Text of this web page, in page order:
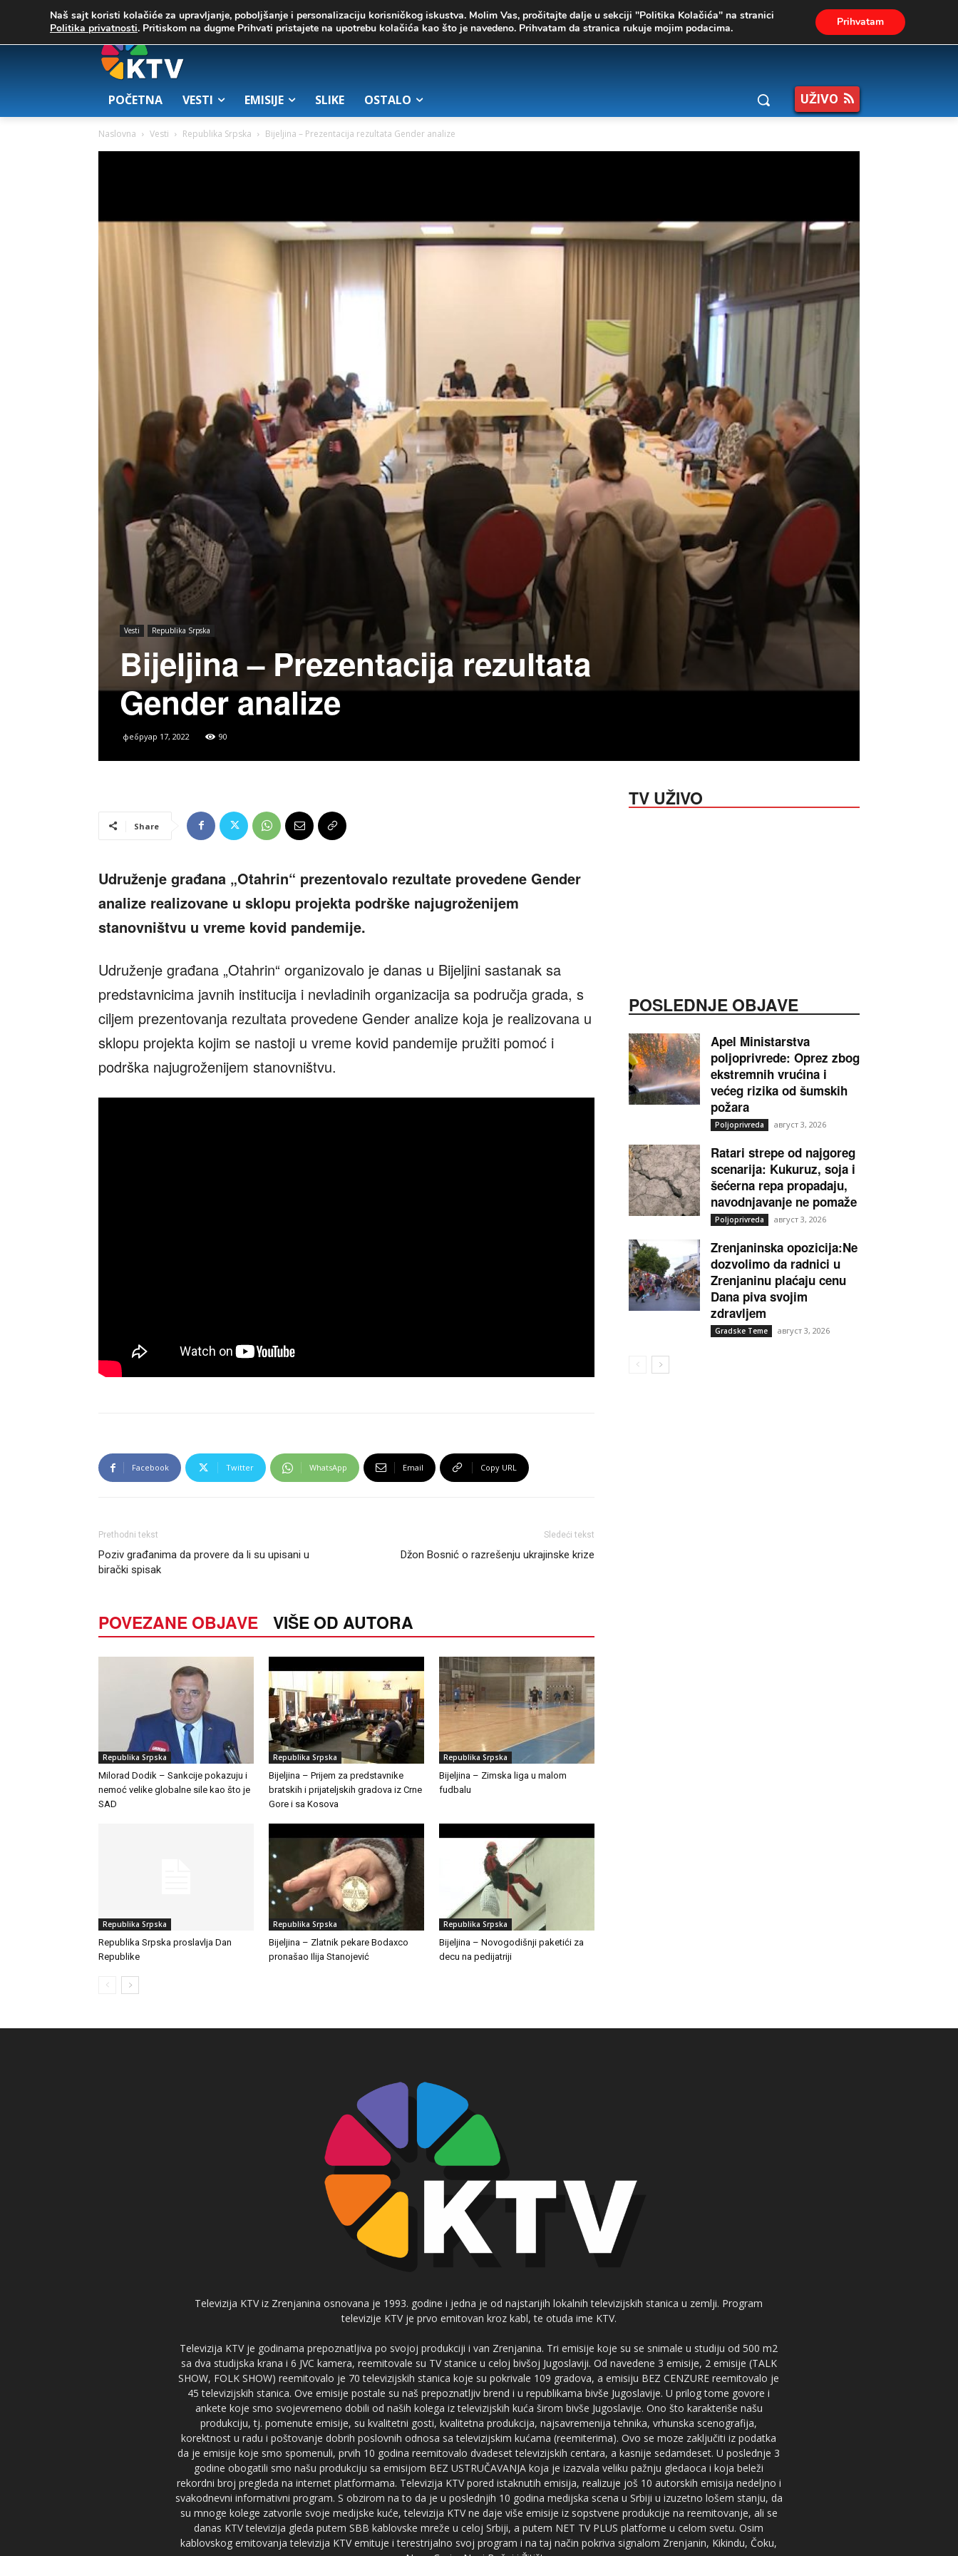
30 Zrenjanin 04. август 2026.
POČETNA VESTI EMISIJE SLIKE OSTALO UŽIVO
Naslovna Vesti Republika Srpska Bijeljina – Prezentacija rezultata Gender analize
Vesti Republika Srpska
Bijeljina – Prezentacija rezultata
Gender analize
фебруар 17, 2022 90
Share
Udruženje građana „Otahrin“ prezentovalo rezultate provedene Gender
analize realizovane u sklopu projekta podrške najugroženijem
stanovništvu u vreme kovid pandemije.
Udruženje građana „Otahrin“ organizovalo je danas u Bijeljini sastanak sa
predstavnicima javnih institucija i nevladinih organizacija sa područja grada, s
ciljem prezentovanja rezultata provedene Gender analize koja je realizovana u
sklopu projekta kojim se nastoji u vreme kovid pandemije pružiti pomoć i
podrška najugroženijem stanovništvu.
Facebook Twitter WhatsApp Email Copy URL
Prethodni tekst
Poziv građanima da provere da li su upisani u
birački spisak
Sledeći tekst
Džon Bosnić o razrešenju ukrajinske krize
POVEZANE OBJAVE VIŠE OD AUTORA
Republika Srpska
Milorad Dodik – Sankcije pokazuju i
nemoć velike globalne sile kao što je
SAD
Republika Srpska
Bijeljina – Prijem za predstavnike
bratskih i prijateljskih gradova iz Crne
Gore i sa Kosova
Republika Srpska
Bijeljina – Zimska liga u malom
fudbalu
Republika Srpska
Republika Srpska proslavlja Dan
Republike
Republika Srpska
Bijeljina – Zlatnik pekare Bodaxco
pronašao Ilija Stanojević
Republika Srpska
Bijeljina – Novogodišnji paketići za
decu na pedijatriji
TV UŽIVO
POSLEDNJE OBJAVE
Apel Ministarstva
poljoprivrede: Oprez zbog
ekstremnih vrućina i
većeg rizika od šumskih
požara
Poljoprivreda август 3, 2026
Ratari strepe od najgoreg
scenarija: Kukuruz, soja i
šećerna repa propadaju,
navodnjavanje ne pomaže
Poljoprivreda август 3, 2026
Zrenjaninska opozicija:Ne
dozvolimo da radnici u
Zrenjaninu plaćaju cenu
Dana piva svojim
zdravljem
Gradske Teme август 3, 2026
Televizija KTV iz Zrenjanina osnovana je 1993. godine i jedna je od najstarijih lokalnih televizijskih stanica u zemlji. Program
televizije KTV je prvo emitovan kroz kabl, te otuda ime KTV.
Televizija KTV je godinama prepoznatljiva po svojoj produkciji i van Zrenjanina. Tri emisije koje su se snimale u studiju od 500 m2
sa dva studijska krana i 6 JVC kamera, reemitovale su TV stanice u celoj bivšoj Jugoslaviji. Od navedene 3 emisije, 2 emisije (TALK
SHOW, FOLK SHOW) reemitovalo je 70 televizijskih stanica koje su pokrivale 109 gradova, a emisiju BEZ CENZURE reemitovalo je
45 televizijskih stanica. Ove emisije postale su naš prepoznatljiv brend i u republikama bivše Jugoslavije. U prilog tome govore i
ankete koje smo svojevremeno dobili od naših kolega iz televizijskih kuća širom bivše Jugoslavije. Ono što karakteriše našu
produkciju, tj. pomenute emisije, su kvalitetni gosti, kvalitetna produkcija, najsavremenija tehnika, vrhunska scenografija,
korektnost u radu i poštovanje dobrih poslovnih odnosa sa televizijskim kućama (reemiterima). Ovo se moze zaključiti iz podatka
da je emisije koje smo spomenuli, prvih 10 godina reemitovalo dvadeset televizijskih centara, a kasnije sedamdeset. U poslednje 3
godine obogatili smo našu produkciju sa emisijom BEZ USTRUČAVANJA koja je izazvala veliku pažnju gledaoca i koja beleži
rekordni broj pregleda na internet platformama. Televizija KTV pored istaknutih emisija, realizuje još 10 autorskih emisija nedeljno i
svakodnevni informativni program. S obzirom na to da je u poslednjih 10 godina medijska scena u Srbiji u izuzetno lošem stanju, da
su mnoge kolege zatvorile svoje medijske kuće, televizija KTV ne daje više emisije iz sopstvene produkcije na reemitovanje, ali se
danas KTV televizija gleda putem SBB kablovske mreže u celoj Srbiji, a putem NET TV PLUS platforme u celom svetu. Osim
kablovskog emitovanja televizija KTV emituje i terestrijalno svoj program i na taj način pokriva signalom Zrenjanin, Kikindu, Čoku,
Naš sajt koristi kolačiće za upravljanje, poboljšanje i personalizaciju korisničkog iskustva. Molim Vas, pročitajte dalje u sekciji "Politika Kolačića" na stranici
Politika privatnosti. Pritiskom na dugme Prihvati pristajete na upotrebu kolačića kao što je navedeno. Prihvatam da stranica rukuje mojim podacima. Prihvatam